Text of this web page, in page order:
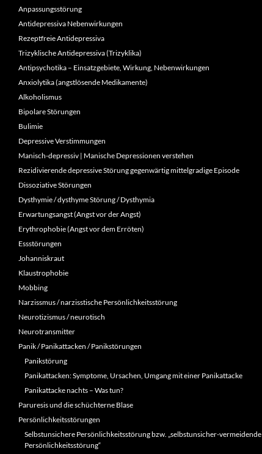
Anpassungsstörung
Antidepressiva Nebenwirkungen
Rezeptfreie Antidepressiva
Trizyklische Antidepressiva (Trizyklika)
Antipsychotika – Einsatzgebiete, Wirkung, Nebenwirkungen
Anxiolytika (angstlösende Medikamente)
Alkoholismus
Bipolare Störungen
Bulimie
Depressive Verstimmungen
Manisch-depressiv | Manische Depressionen verstehen
Rezidivierende depressive Störung gegenwärtig mittelgradige Episode
Dissoziative Störungen
Dysthymie / dysthyme Störung / Dysthymia
Erwartungsangst (Angst vor der Angst)
Erythrophobie (Angst vor dem Erröten)
Essstörungen
Johanniskraut
Klaustrophobie
Mobbing
Narzissmus / narzisstische Persönlichkeitsstörung
Neurotizismus / neurotisch
Neurotransmitter
Panik / Panikattacken / Panikstörungen
Panikstörung
Panikattacken: Symptome, Ursachen, Umgang mit einer Panikattacke
Panikattacke nachts – Was tun?
Paruresis und die schüchterne Blase
Persönlichkeitsstörungen
Selbstunsichere Persönlichkeitsstörung bzw. „selbstunsicher-vermeidende
Persönlichkeitsstörung“